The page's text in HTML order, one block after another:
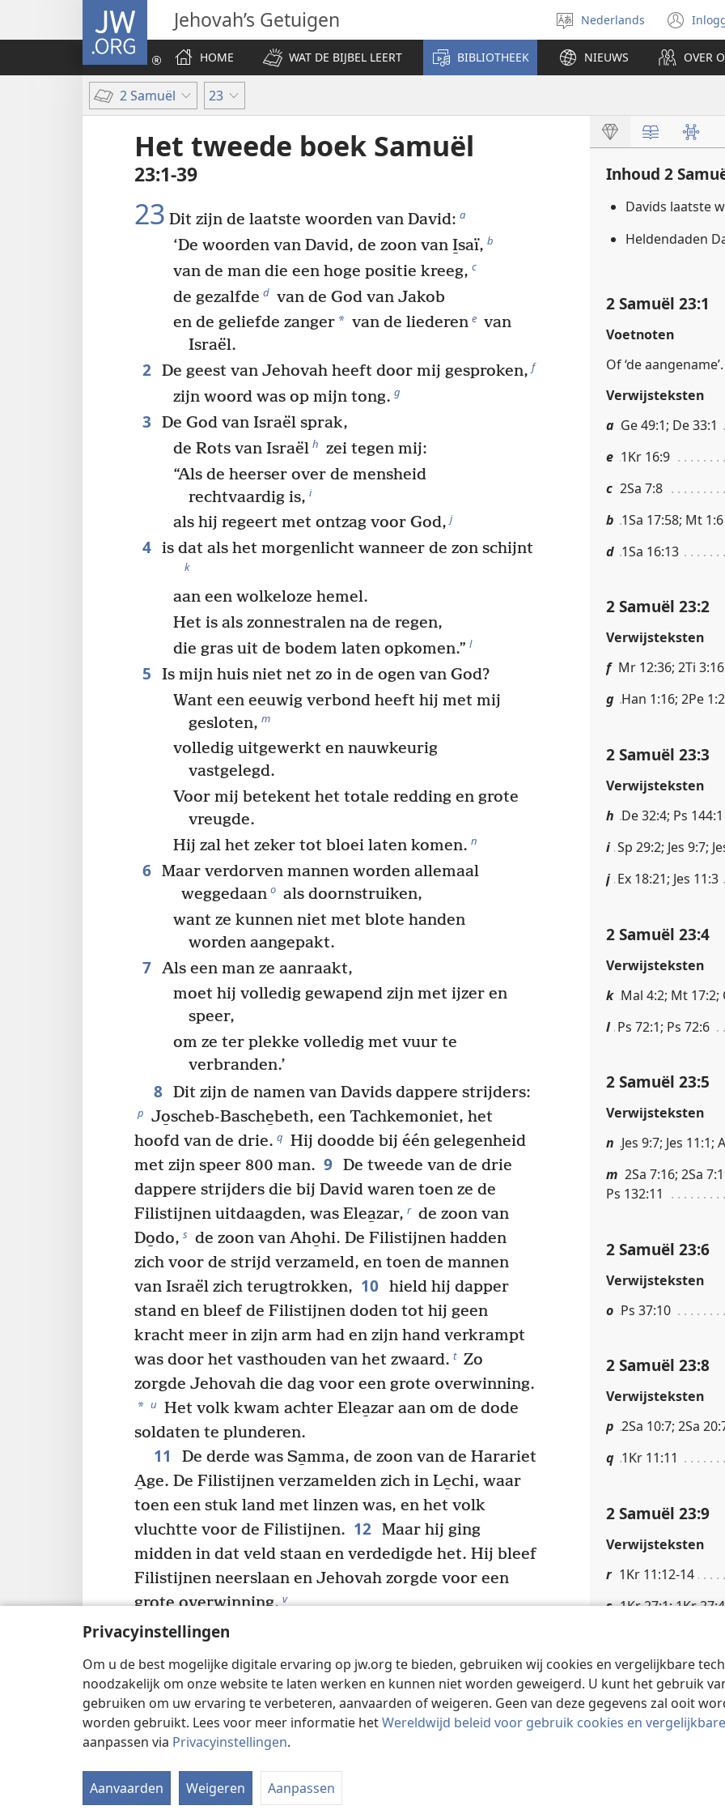
Privacyinstellingen
Om u de best mogelijke digitale ervaring op jw.org te bieden, gebruiken wij cookies en vergelijkbare
noodzakelijk om onze website te laten werken en kunnen niet worden geweigerd. U kunt het gebruik
gebruiken om uw ervaring te verbeteren, aanvaarden of weigeren. Geen van deze gegevens zal ooit
worden gebruikt. Lees voor meer informatie hetWereldwijd beleid voor gebruik cookies en
aanpassen via Privacyinstellingen.
Aanvaarden Weigeren Aanpassen
JW.ORG Jehovah’s Getuigen
Taal
selecteren
Nederlands
HOME WAT DE BIJBEL LEERT BIBLIOTHEEK NIEUWS OVER
2 Samuël 23
Het tweede boek Samuël
23:1-39
23 Dit zijn de laatste woorden van David: a
‘De woorden van David, de zoon van I̱saï, b
van de man die een hoge positie kreeg, c
de gezalfde d van de God van Jakob
en de geliefde zanger* van de liederen e van
Israël.
2 De geest van Jehovah heeft door mij gesproken, f
zijn woord was op mijn tong. g
3
De God van Israël sprak,
de Rots van Israël h zei tegen mij:
“Als de heerser over de mensheid
rechtvaardig is, i
als hij regeert met ontzag voor God, j
4 is dat als het morgenlicht wanneer de zon schijnt
k
aan een wolkeloze hemel.
Het is als zonnestralen na de regen,
die gras uit de bodem laten opkomen.” l
5
Is mijn huis niet net zo in de ogen van God?
Want een eeuwig verbond heeft hij met mij
gesloten, m
volledig uitgewerkt en nauwkeurig
vastgelegd.
Voor mij betekent het totale redding en grote
vreugde.
Hij zal het zeker tot bloei laten komen. n
6 Maar verdorven mannen worden allemaal
weggedaan o als doornstruiken,
want ze kunnen niet met blote handen
worden aangepakt.
7 Als een man ze aanraakt,
moet hij volledig gewapend zijn met ijzer en
speer,
om ze ter plekke volledig met vuur te
verbranden.’
8 Dit zijn de namen van Davids dappere strijders:
p Jo̱scheb-Basche̱beth, een Tachkemoniet, het
hoofd van de drie. q Hij doodde bij één gelegenheid
met zijn speer 800 man. 9 De tweede van de drie
dappere strijders die bij David waren toen ze de
Filistijnen uitdaagden, was Elea̱zar, r de zoon van
Do̱do, s de zoon van Aho̱hi. De Filistijnen hadden
zich voor de strijd verzameld, en toen de mannen
van Israël zich terugtrokken, 10 hield hij dapper
stand en bleef de Filistijnen doden tot hij geen
kracht meer in zijn arm had en zijn hand verkrampt
was door het vasthouden van het zwaard. t Zo
zorgde Jehovah die dag voor een grote overwinning.
* u Het volk kwam achter Elea̱zar aan om de dode
soldaten te plunderen.
11
De derde was Sa̱mma, de zoon van de Harariet
A̱ge. De Filistijnen verzamelden zich in Le̱chi, waar
toen een stuk land met linzen was, en het volk
vluchtte voor de Filistijnen. 12 Maar hij ging
midden in dat veld staan en verdedigde het. Hij bleef
Filistijnen neerslaan en Jehovah zorgde voor een
grote overwinning. v
13 Drie van de 30 leiders gingen tijdens de oogst
was in het Re̱faïmdal * x een kamp * van de
Filistijnen gelegerd. 14 David was toen in de
schuilplaats y en er was een voorpost van de
Filistijnen in Bethlehem.
David de wens: ‘Kon ik maar wat water drinken uit
de waterput bij de poort van Bethlehem!’
Inhoud 2
Davids laatste
Heldendaden
2 Samuël 23:1
Voetnoten
Of ‘de aangename’.
Verwijsteksten
a Ge 49:1; De 33:1
e 1Kr 16:9
c 2Sa 7:8
b 1Sa 17:58; Mt 1:6
d 1Sa 16:13
2 Samuël 23:2
Verwijsteksten
f Mr 12:36; 2Ti 3:16
g Han 1:16; 2Pe
2 Samuël 23:3
Verwijsteksten
h De 32:4; Ps 144:1
i Sp 29:2; Jes 9:7;
j Ex 18:21; Jes 11:3
2 Samuël 23:4
Verwijsteksten
k Mal 4:2; Mt 17:2;
l Ps 72:1; Ps 72:6
2 Samuël 23:5
Verwijsteksten
n Jes 9:7; Jes 11:1;
m 2Sa 7:16; 2Sa
Ps 132:11
2 Samuël 23:6
Verwijsteksten
o Ps 37:10
2 Samuël 23:8
Verwijsteksten
p 2Sa 10:7; 2Sa
q 1Kr 11:11
2 Samuël 23:9
Verwijsteksten
r 1Kr 11:12-14
s 1Kr 27:1; 1Kr 27:4
2 Samuël 23:10
Voetnoten
Of ‘redding’.